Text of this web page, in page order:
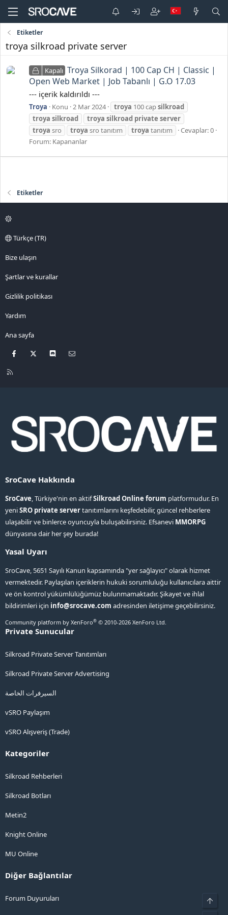
Etiketler
troya silkroad private server
Kapalı Troya Silkorad | 100 Cap CH | Classic |
Open Web Market | Job Tabanlı | G.O 17.03
--- içerik kaldırıldı ---
Troya Konu 2 Mar 2024 troya 100 capsilkroad
troya silkroad troya silkroad private server
troya sro troya sro tanıtım troya tanıtım
Cevaplar: 0
Forum: Kapananlar
Etiketler
Türkçe (TR)
Bize ulaşın
Şartlar ve kurallar
Gizlilik politikası
Yardım
Ana sayfa
Facebook Discord
R
SroCave Hakkında
SroCave, Türkiye'nin en aktifSilkroad Online forum platformudur. En
yeniSRO private servertanıtımlarını keşfedebilir, güncel rehberlere
ulaşabilir ve binlerce oyuncuyla buluşabilirsiniz. Efsanevi MMORPG
dünyasına dair her şey burada!
Yasal Uyarı
SroCave, 5651 Sayılı Kanun kapsamında "yer sağlayıcı" olarak hizmet
vermektedir. Paylaşılan içeriklerin hukuki sorumluluğu kullanıcılara aittir
ve ön kontrol yükümlülüğümüz bulunmamaktadır. Şikayet ve ihlal
bildirimleri için info@srocave.com adresinden iletişime geçebilirsiniz.
Community platform by XenForo® © 2010-2026 XenForo Ltd.
Private Sunucular
Silkroad Private Server Tanıtımları
Silkroad Private Server Advertising
السيرفرات الخاصة
vSRO Paylaşım
vSRO Alışveriş (Trade)
Kategoriler
Silkroad Rehberleri
Silkroad Botları
Metin2
Knight Online
MU Online
Diğer Bağlantılar
Forum Duyuruları